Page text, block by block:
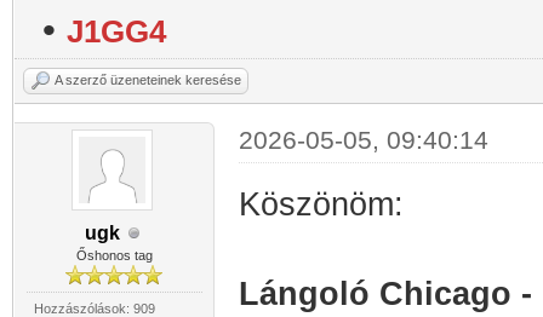
• J1GG4
A szerző üzeneteinek keresése
ugk
Őshonos tag
Hozzászólások: 909
2026-05-05, 09:40:14
Köszönöm:
Lángoló Chicago -